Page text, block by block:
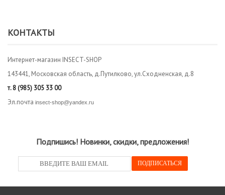
КОНТАКТЫ
Интернет-магазин INSECT-SHOP
143441, Московская область, д.Путилково, ул.Сходненская, д.8
т.8 (985) 305 33 00
Эл.почта insect-shop@yandex.ru
Подпишись! Новинки, скидки, предложения!